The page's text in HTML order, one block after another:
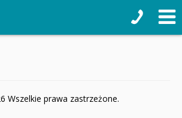
Wszelkie prawa zastrzeżone.